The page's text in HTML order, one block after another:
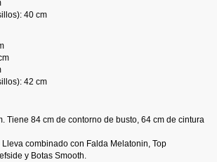
40 cm
42 cm
Tiene 84 cm de contorno de busto, 64 cm de cintura
combinado con Falda Melatonin, Top
y Botas Smooth.